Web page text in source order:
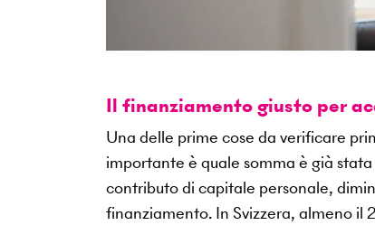
Il finanziamento giusto per
Una delle prime cose da verificare
importante è quale somma è già
contributo di capitale personale,
finanziamento. In Svizzera, almeno il